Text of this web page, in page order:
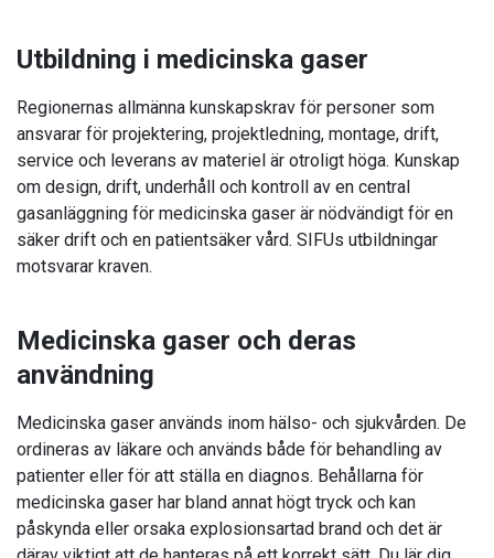
Utbildning i medicinska gaser
Regionernas allmänna kunskapskrav för personer som
ansvarar för projektering, projektledning, montage, drift,
service och leverans av materiel är otroligt höga. Kunskap
om design, drift, underhåll och kontroll av en central
gasanläggning för medicinska gaser är nödvändigt för en
säker drift och en patientsäker vård. SIFUs utbildningar
motsvarar kraven.
Medicinska gaser och deras
användning
Medicinska gaser används inom hälso- och sjukvården. De
ordineras av läkare och används både för behandling av
patienter eller för att ställa en diagnos. Behållarna för
medicinska gaser har bland annat högt tryck och kan
påskynda eller orsaka explosionsartad brand och det är